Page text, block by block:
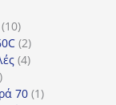
1010
προϊόντα
22
προϊόντα
44
32
προϊόντα
70 11